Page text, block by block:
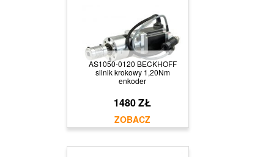
AS1050-0120 BECKHOFF
silnik krokowy 1,20Nm
enkoder
1480 ZŁ